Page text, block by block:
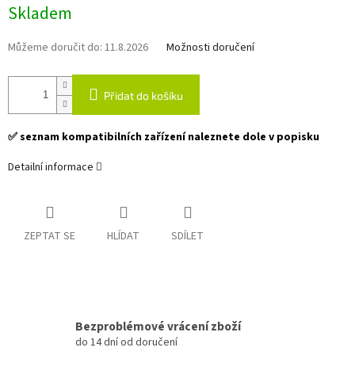
cena:
Skladem
Můžeme doručit do: 11.8.2026 Možnosti doručení
Přidat do košíku
✅ seznam kompatibilních zařízení naleznete dole v popisku
Detailní informace
ZEPTAT SE HLÍDAT SDÍLET
Bezproblémové vrácení zboží
do 14 dní od doručení